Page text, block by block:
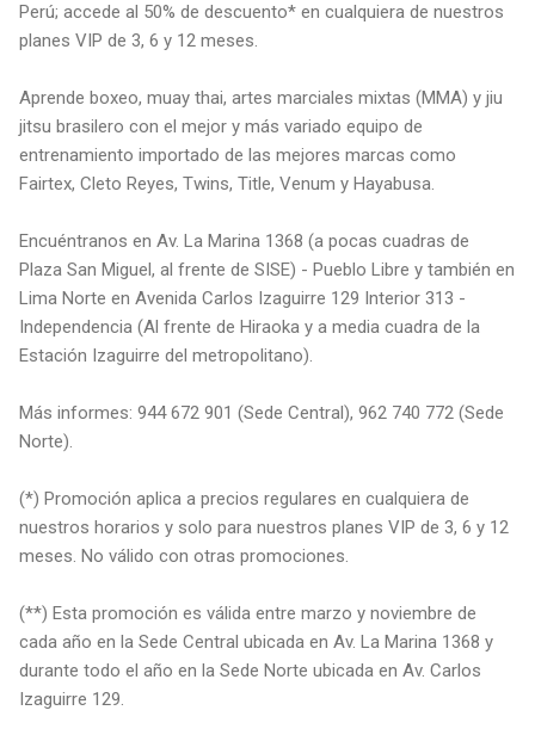
Perú; accede al 50% de descuento* en cualquiera de nuestros
planes VIP de 3, 6 y 12 meses.
Aprende boxeo, muay thai, artes marciales mixtas (MMA) y jiu
jitsu brasilero con el mejor y más variado equipo de
entrenamiento importado de las mejores marcas como
Fairtex, Cleto Reyes, Twins, Title, Venum y Hayabusa.
Encuéntranos en Av. La Marina 1368 (a pocas cuadras de
Plaza San Miguel, al frente de SISE) - Pueblo Libre y también en
Lima Norte en Avenida Carlos Izaguirre 129 Interior 313 -
Independencia (Al frente de Hiraoka y a media cuadra de la
Estación Izaguirre del metropolitano).
Más informes: 944 672 901 (Sede Central), 962 740 772 (Sede
Norte).
(*) Promoción aplica a precios regulares en cualquiera de
nuestros horarios y solo para nuestros planes VIP de 3, 6 y 12
meses. No válido con otras promociones.
(**) Esta promoción es válida entre marzo y noviembre de
cada año en la Sede Central ubicada en Av. La Marina 1368 y
durante todo el año en la Sede Norte ubicada en Av. Carlos
Izaguirre 129.